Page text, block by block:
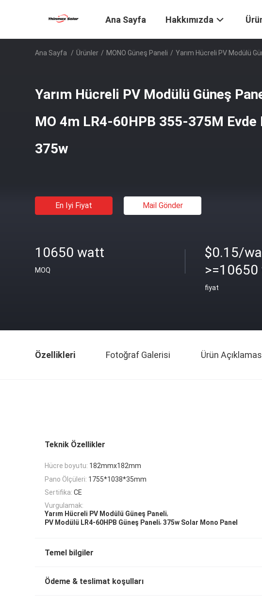
Ana Sayfa Hakkımızda
Ana Sayfa / Ürünler / MONO Güneş Paneli / Yarım Hücreli PV Modülü
Yarım Hücreli PV Modülü Güneş
MO 4m LR4-60HPB 355-375M Evde
375w
En Iyi Fiyat Mail Gönder
10650 watt
MOQ
$0.15/
fiyat
Özellikleri Fotoğraf Galerisi Ürün
Teknik Özellikler
Hücre boyutu: 182mmx182mm
Pano Ölçüleri: 1755*1038*35mm
Sertifika: CE
Vurgulamak:
Yarım Hücreli PV Modülü Güneş Paneli,
PV Modülü LR4-60HPB Güneş Paneli, 375w Solar Mono Panel
Temel bilgiler
Ödeme & teslimat koşulları